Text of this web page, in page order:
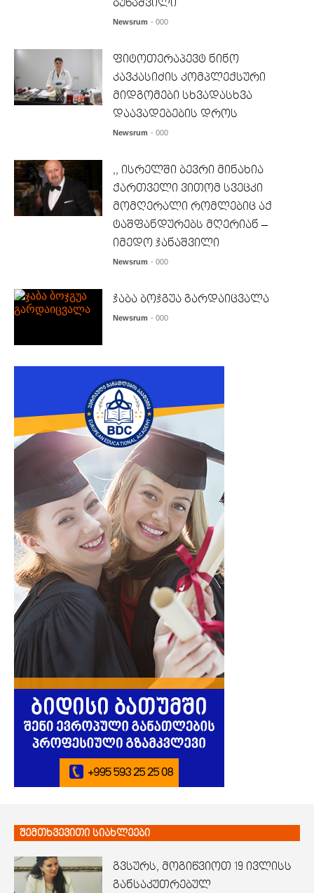
ბუწაშვილი
Newsrum - 000
ფიტოთერაპევტ ნინო
კავკასიძის კომპლექსური
მიდგომები სხვადასხვა
დაავადებების დროს
Newsrum - 000
,, ისრელში ბევრი მინახია
ქართველი ვითომ სვეცკი
მომღერალი რომლებიც აქ
ტაშფანდურებს მღერიან –
იმედო ჯანაშვილი
Newsrum - 000
ჯაბა ბოჯგუა გარდაიცვალა
Newsrum - 000
შემთხვევითი სიახლეები
გვსურს, მოგიწვიოთ 19 ივლისს
განსაკუთრებულ